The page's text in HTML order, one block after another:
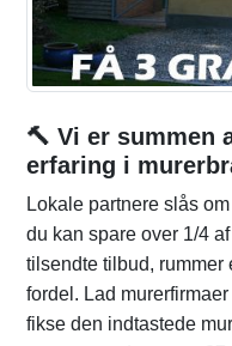
🔨 Vi er summen
erfaring i
Lokale partnere slås
du kan spare over 1/4
tilsendte tilbud, rummer
fordel. Lad
fikse den indtastede